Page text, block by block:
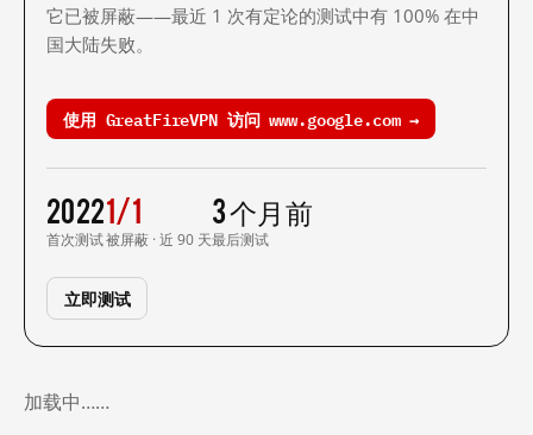
它已被屏蔽——最近 1 次有定论的测试中有 100% 在中
国大陆失败。
使用 GreatFireVPN 访问 www.google.com →
2022
首次测试
1/1
被屏蔽 · 近 90 天
3 个月前
最后测试
立即测试
加载中……